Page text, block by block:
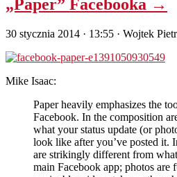
„Paper” Facebooka →
30 stycznia 2014 · 13:55 · Wojtek
Mike Isaac:
Paper heavily emphasizes the
Facebook. In the composition
what your status update (or
look like after you’ve posted it.
are strikingly different from
main Facebook app; photos are